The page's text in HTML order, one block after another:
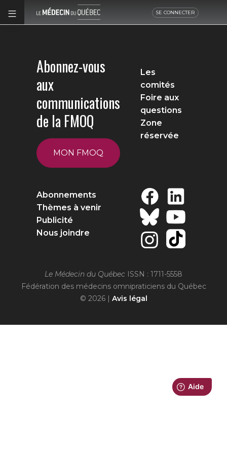
SE CONNECTER
Abonnez-vous
aux
communications
de la FMOQ
MON FMOQ
Les
comités
Foire aux
questions
Zone
réservée
Abonnements
Thèmes à venir
Publicité
Nous joindre
Le Médecin du Québec ISSN : 1711-5558
Fédération des médecins omnipraticiens du Québec
© 2026 | Avis légal